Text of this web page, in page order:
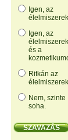
Igen, az
Igen, az
és a
Ritkán az
Nem, szinte
soha.